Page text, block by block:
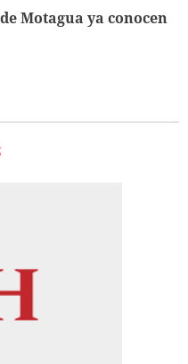
Motagua ya conocen